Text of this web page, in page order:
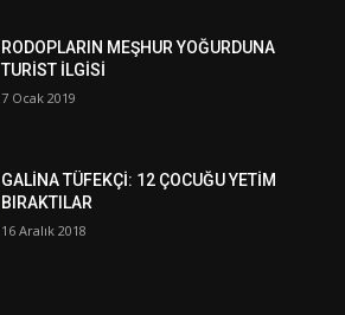
RODOPLARIN MEŞHUR YOĞURDUNA
TURİST İLGİSİ
7 Ocak 2019
GALİNA TÜFEKÇİ: 12 ÇOCUĞU YETİM
BIRAKTILAR
16 Aralık 2018